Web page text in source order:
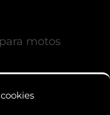
motos